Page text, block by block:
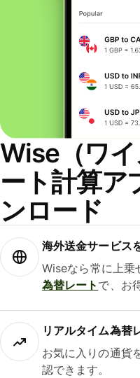
Wise（ワ
ート計算ア
ンロード
海外送金サービス
Wiseなら常に上乗
為替レート で、お
リアルタイム為替
お気に入りの通貨
認できます。